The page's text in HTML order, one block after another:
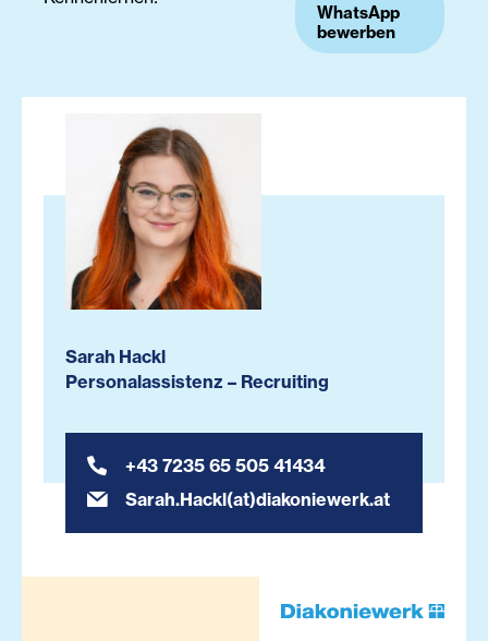
WhatsApp
bewerben
Sarah Hackl
Personalassistenz – Recruiting
+43 7235 65 505 41434
Sarah.Hackl(at)diakoniewerk.at